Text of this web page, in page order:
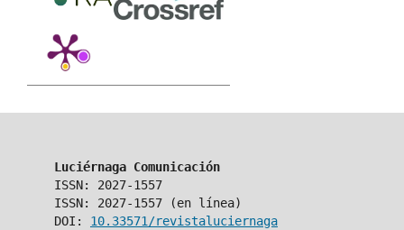
Luciérnaga Comunicación
ISSN: 2027-1557
ISSN: 2027-1557 (en línea)
DOI: 10.33571/revistaluciernaga